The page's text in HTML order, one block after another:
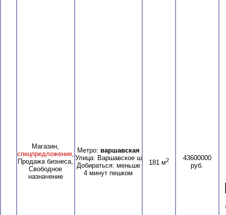
Магазин,
спецпредложение,
Продажа бизнеса,
Свободное
назначение
Метро: варшавская
Улица: Варшавское ш
Добираться: меньше
4 минут пешком
181 м2
43600000
руб.